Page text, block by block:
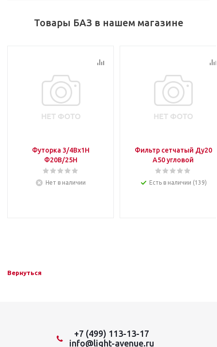
Товары БАЗ в нашем магазине
Футорка 3/4Вх1Н
Ф20В/25Н
Нет в наличии
Фильтр сетчатый Ду20
А50 угловой
Есть в наличии (139)
Вернуться
+7 (499) 113-13-17
info@light-avenue.ru